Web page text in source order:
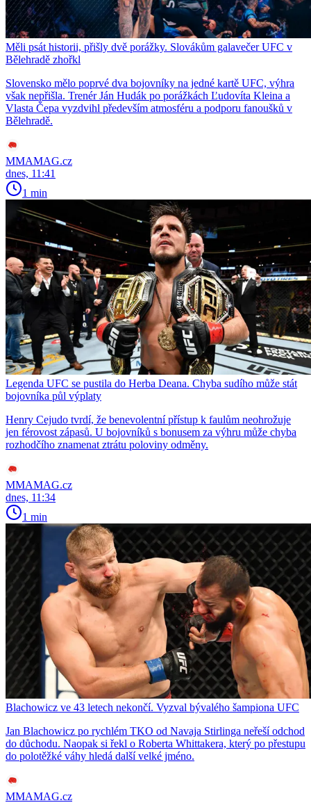
Měli psát historii, přišly dvě porážky. Slovákům galavečer UFC v
Bělehradě zhořkl
Slovensko mělo poprvé dva bojovníky na jedné kartě UFC, výhra
však nepřišla. Trenér Ján Hudák po porážkách Ľudovíta Kleina a
Vlasta Čepa vyzdvihl především atmosféru a podporu fanoušků v
Bělehradě.
MMAMAG.cz
dnes, 11:41
1 min
Legenda UFC se pustila do Herba Deana. Chyba sudího může stát
bojovníka půl výplaty
Henry Cejudo tvrdí, že benevolentní přístup k faulům neohrožuje
jen férovost zápasů. U bojovníků s bonusem za výhru může chyba
rozhodčího znamenat ztrátu poloviny odměny.
MMAMAG.cz
dnes, 11:34
1 min
Blachowicz ve 43 letech nekončí. Vyzval bývalého šampiona UFC
Jan Blachowicz po rychlém TKO od Navaja Stirlinga neřeší odchod
do důchodu. Naopak si řekl o Roberta Whittakera, který po přestupu
do polotěžké váhy hledá další velké jméno.
MMAMAG.cz